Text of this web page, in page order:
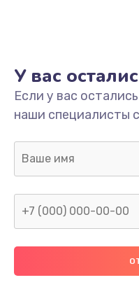
У вас
Если у вас
наши специалисты